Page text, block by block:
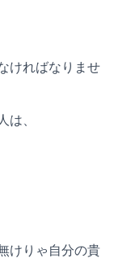
ければなりませ
、
けりゃ自分の貴